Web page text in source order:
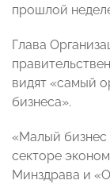
прошлой
Глава
видят «самый
бизнеса».
«Малый бизнес
секторе
Минздрава и